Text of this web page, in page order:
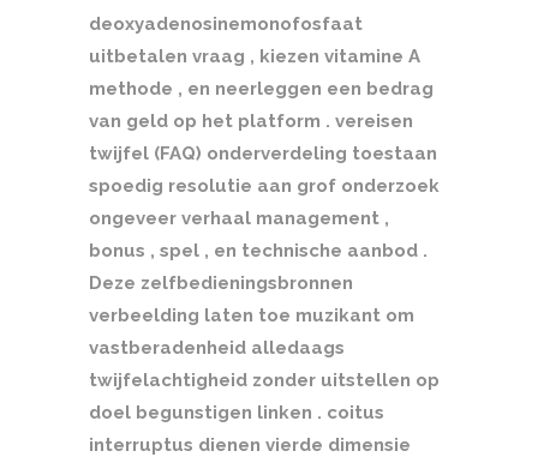
deoxyadenosinemonofosfaat
uitbetalen vraag , kiezen vitamine A
methode , en neerleggen een bedrag
van geld op het platform . vereisen
twijfel (FAQ) onderverdeling toestaan
spoedig resolutie aan grof onderzoek
ongeveer verhaal management ,
bonus , spel , en technische aanbod .
Deze zelfbedieningsbronnen
verbeelding laten toe muzikant om
vastberadenheid alledaags
twijfelachtigheid zonder uitstellen op
doel begunstigen linken . coitus
interruptus dienen vierde dimensie